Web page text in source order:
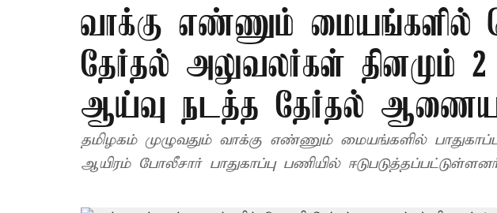
வாக்கு எண்ணும் மையங்களில்
தேர்தல் அலுவலர்கள் தினமும் 2
ஆய்வு நடத்த தேர்தல்
தமிழகம் முழுவதும் வாக்கு எண்ணும் மையங்களில்
ஆயிரம் போலீசார் பாதுகாப்பு பணியில்